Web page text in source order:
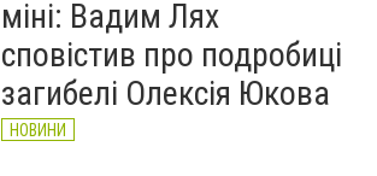
міні: Вадим Лях
сповістив про подробиці
загибелі Олексія Юкова
НОВИНИ